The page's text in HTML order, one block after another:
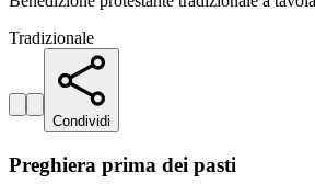
Tradizionale
Condividi
Preghiera prima dei pasti